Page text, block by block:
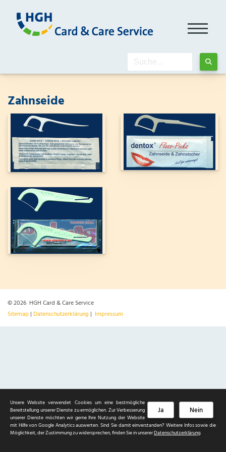
Zahnseide
© 2026 HGH Card & Care Service
Sitemap | Datenschutzerklärung | Impressum
Nein
Ja
Unsere Website verwendet Cookies um eine bestmögliche
Bereitstellung unserer Dienste zu ermöglichen. Zur Verbesserung
unserer Dienste möchten wir gerne Ihre Nutzung der Website
mit Hilfe von Google Analytics auswerten. Sind Sie damit einverstanden? Weitere Infos sowie die
Möglichkeit, der Zustimmung zu widersprechen, finden Sie in unsererDatenschutzerklärung.